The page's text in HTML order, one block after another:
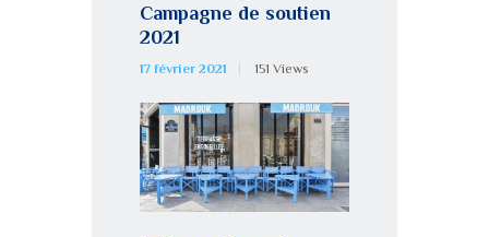
Campagne de soutien
2021
17 février 2021 151 Views